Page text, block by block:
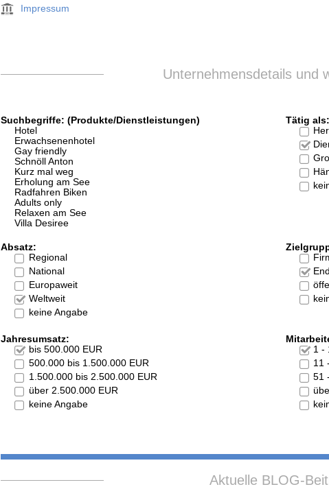
Impressum
Unternehmensdetails und
Suchbegriffe: (Produkte/Dienstleistungen)
Hotel
Erwachsenenhotel
Gay friendly
Schnöll Anton
Kurz mal weg
Erholung am See
Radfahren Biken
Adults only
Relaxen am See
Villa Desiree
Tätig als:
Absatz:
Regional
National
Europaweit
Weltweit
keine Angabe
Jahresumsatz:
bis 500.000 EUR
500.000 bis 1.500.000 EUR
1.500.000 bis 2.500.000 EUR
über 2.500.000 EUR
keine Angabe
1 -
11
51
Aktuelle BLOG-